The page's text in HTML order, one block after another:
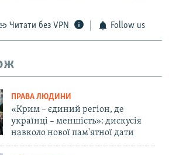
Читати без VPN Follow us
ПРАВА ЛЮДИНИ
«Крим – єдиний регіон, де
українці – меншість»: дискусія
навколо нової пам'ятної дати